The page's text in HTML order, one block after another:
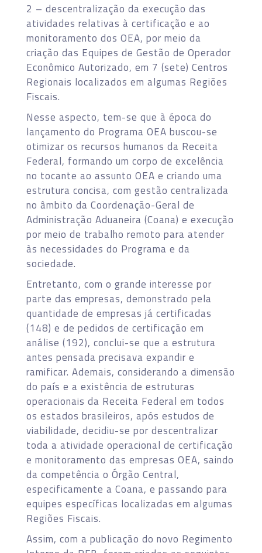
2 – descentralização da execução das
atividades relativas à certificação e ao
monitoramento dos OEA, por meio da
criação das Equipes de Gestão de Operador
Econômico Autorizado, em 7 (sete) Centros
Regionais localizados em algumas Regiões
Fiscais.
Nesse aspecto, tem-se que à época do
lançamento do Programa OEA buscou-se
otimizar os recursos humanos da Receita
Federal, formando um corpo de excelência
no tocante ao assunto OEA e criando uma
estrutura concisa, com gestão centralizada
no âmbito da Coordenação-Geral de
Administração Aduaneira (Coana) e execução
por meio de trabalho remoto para atender
às necessidades do Programa e da
sociedade.
Entretanto, com o grande interesse por
parte das empresas, demonstrado pela
quantidade de empresas já certificadas
(148) e de pedidos de certificação em
análise (192), conclui-se que a estrutura
antes pensada precisava expandir e
ramificar. Ademais, considerando a dimensão
do país e a existência de estruturas
operacionais da Receita Federal em todos
os estados brasileiros, após estudos de
viabilidade, decidiu-se por descentralizar
toda a atividade operacional de certificação
e monitoramento das empresas OEA, saindo
da competência o Órgão Central,
especificamente a Coana, e passando para
equipes específicas localizadas em algumas
Regiões Fiscais.
Assim, com a publicação do novo Regimento